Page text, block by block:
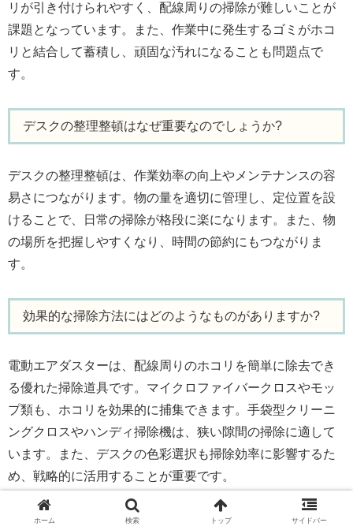
リが引き付けられやすく、配線周りの掃除が難しいことが
課題となっています。また、作業中に発生するゴミがホコ
リと結合して蓄積し、頑固な汚れになることも問題点で
す。
デスクの整理整頓はなぜ重要なのでしょうか?
デスクの整理整頓は、作業効率の向上やメンテナンスの容
易さにつながります。物の量を適切に管理し、定位置を設
けることで、日常の掃除が格段に楽になります。また、物
の場所を把握しやすくなり、時間の節約にもつながりま
す。
効果的な掃除方法にはどのようなものがありますか?
電動エアダスターは、配線周りのホコリを簡単に除去でき
る優れた掃除道具です。マイクロファイバークロスやモッ
プ類も、ホコリを効果的に捕集できます。手袋型クリーニ
ングクロスやハンディ掃除機は、狭い隙間の掃除に適して
います。また、デスクの色彩選択も掃除効率に影響するた
め、戦略的に活用することが重要です。
ホーム 検索 トップ サイドバー